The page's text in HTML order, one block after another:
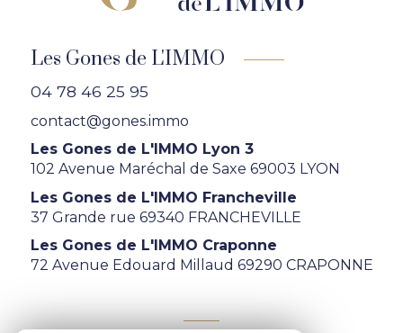
Les Gones de L'IMMO
04 78 46 25 95
contact@gones.immo
Les Gones de L'IMMO Lyon 3
102 Avenue Maréchal de Saxe 69003 LYON
Les Gones de L'IMMO Francheville
37 Grande rue 69340 FRANCHEVILLE
Les Gones de L'IMMO Craponne
72 Avenue Edouard Millaud 69290 CRAPONNE